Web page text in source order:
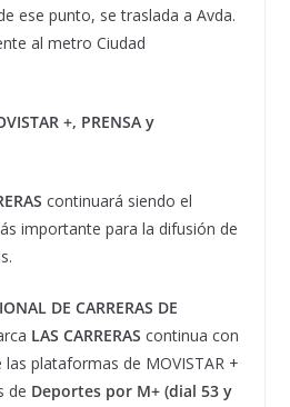
ese punto, se traslada a Avda.
al metro Ciudad
+, PRENSA y
continuará siendo el
importante para la difusión de
DE CARRERAS DE
LAS CARRERAS continua con
plataformas de MOVISTAR +
de Deportes por M+ (dial 53 y